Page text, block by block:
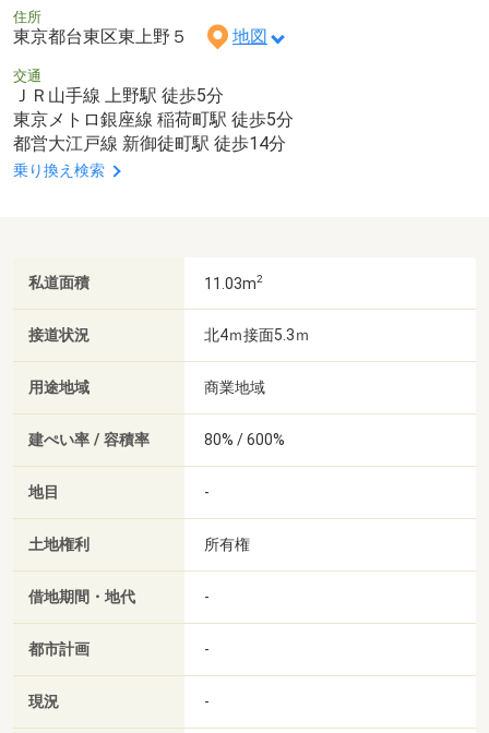
住所
東京都台東区東上野５ 地図
交通
ＪＲ山手線 上野駅 徒歩5分
東京メトロ銀座線 稲荷町駅 徒歩5分
都営大江戸線 新御徒町駅 徒歩14分
乗り換え検索
私道面積 11.03m2
接道状況 北4ｍ接面5.3ｍ
用途地域 商業地域
建ぺい率 / 容積率 80% / 600%
地目 -
土地権利 所有権
借地期間・地代 -
都市計画 -
現況 -